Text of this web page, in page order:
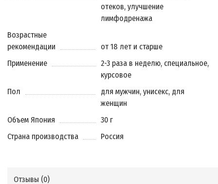
отеков, улучшение
лимфодренажа
Возрастные
рекомендации
от 18 лет и старше
Применение
2-3 раза в неделю, специальное,
курсовое
Пол
для мужчин, унисекс, для
женщин
Объем Япония
30 г
Страна производства
Россия
Отзывы (0)